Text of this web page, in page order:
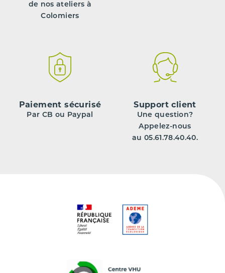
de nos ateliers à
Colomiers
Paiement sécurisé
Par CB ou Paypal
Support client
Une question?
Appelez-nous
au 05.61.78.40.40.